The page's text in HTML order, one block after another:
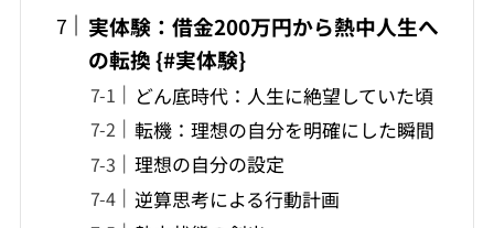
実体験：借金200万円から熱中人生へ
の転換 {#実体験}
どん底時代：人生に絶望していた頃
転機：理想の自分を明確にした瞬間
理想の自分の設定
逆算思考による行動計画